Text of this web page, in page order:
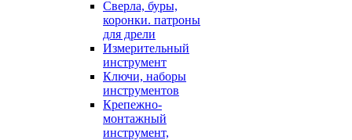
Сверла, буры,
коронки. патроны
для дрели
Измерительный
инструмент
Ключи, наборы
инструментов
Крепежно-
монтажный
инструмент,